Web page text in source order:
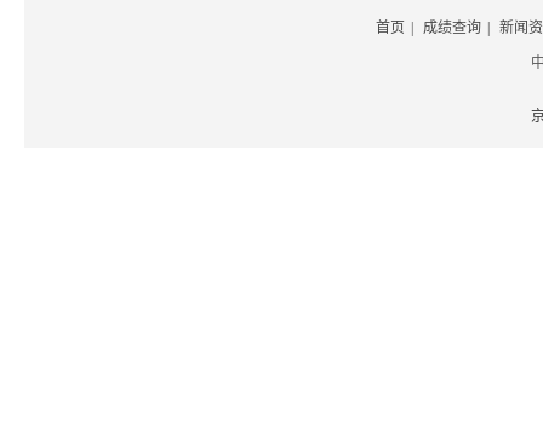
首页 成绩查询 新闻